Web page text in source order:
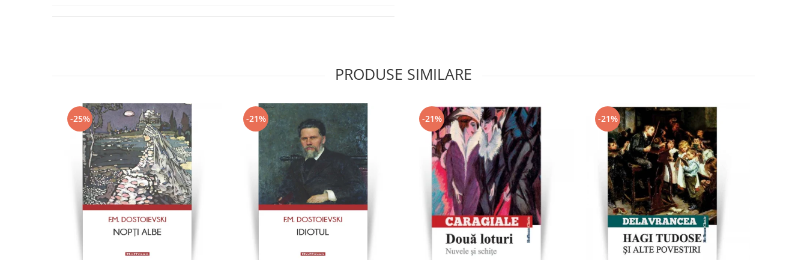
PRODUSE SIMILARE
-25% -21% -21% -21%